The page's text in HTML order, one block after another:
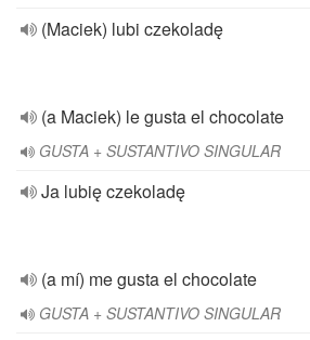
(Maciek) lubi czekoladę
(a Maciek) le gusta el chocolate
GUSTA + SUSTANTIVO SINGULAR
Ja lubię czekoladę
(a mí) me gusta el chocolate
GUSTA + SUSTANTIVO SINGULAR